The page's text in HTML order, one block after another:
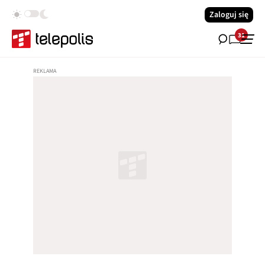
Zaloguj się
31